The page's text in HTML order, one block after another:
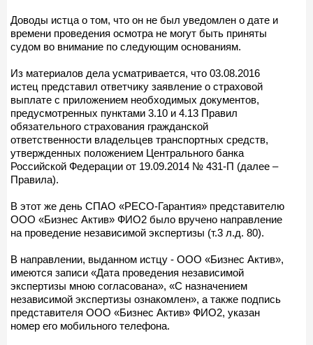
Доводы истца о том, что он не был уведомлен о дате и
времени проведения осмотра не могут быть приняты
судом во внимание по следующим основаниям.
Из материалов дела усматривается, что 03.08.2016
истец представил ответчику заявление о страховой
выплате с приложением необходимых документов,
предусмотренных пунктами 3.10 и 4.13 Правил
обязательного страхования гражданской
ответственности владельцев транспортных средств,
утвержденных положением Центрального банка
Российской Федерации от 19.09.2014 № 431-П (далее –
Правила).
В этот же день СПАО «РЕСО-Гарантия» представителю
ООО «Бизнес Актив» ФИО2 было вручено направление
на проведение независимой экспертизы (т.3 л.д. 80).
В направлении, выданном истцу - ООО «Бизнес Актив»,
имеются записи «Дата проведения независимой
экспертизы мною согласована», «С назначением
независимой экспертизы ознакомлен», а также подпись
представителя ООО «Бизнес Актив» ФИО2, указан
номер его мобильного телефона.